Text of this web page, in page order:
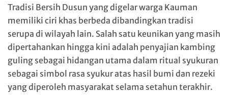
Tradisi Bersih Dusun yang digelar warga Kauman
memiliki ciri khas berbeda dibandingkan tradisi
serupa di wilayah lain. Salah satu keunikan yang masih
dipertahankan hingga kini adalah penyajian kambing
guling sebagai hidangan utama dalam ritual syukuran
sebagai simbol rasa syukur atas hasil bumi dan rezeki
yang diperoleh masyarakat selama setahun terakhir.